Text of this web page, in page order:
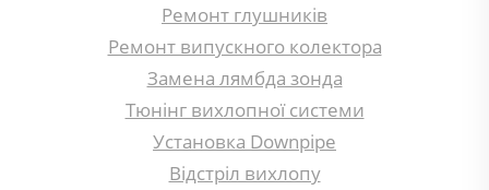
Ремонт глушників
Ремонт випускного колектора
Замена лямбда зонда
Тюнінг вихлопної системи
Установка Downpipe
Відстріл вихлопу